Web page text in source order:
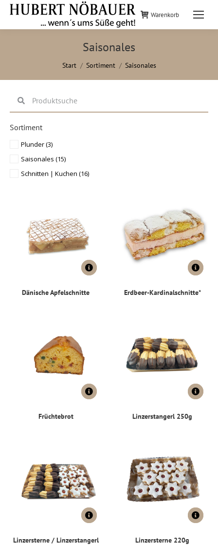
Warenkorb
Saisonales
Sie befinden sich hier:
Start Sortiment Saisonales
Sortiment
Plunder(3)
Saisonales (15)
Schnitten | Kuchen (16)
Dänische Apfelschnitte Erdbeer-Kardinalschnitte*
Früchtebrot Linzerstangerl 250g
Linzersterne / Linzerstangerl
Linzersterne 220g